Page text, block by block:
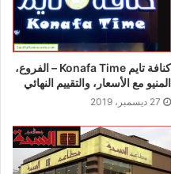
كنافة تايم Konafa Time – الفروع،
المنيو مع الأسعار، والتقييم النهائي
27 ديسمبر، 2019